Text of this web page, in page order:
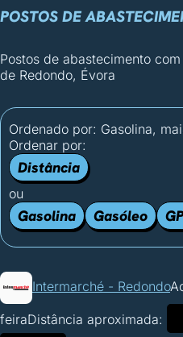
POSTOS DE
Postos de abastecimento
de Redondo, Évora
Ordenado por: Gasolina,
Ordenar por:
Distância
ou
Gasolina Gasóleo
Intermarché - Redondo
feiraDistância aproximada: